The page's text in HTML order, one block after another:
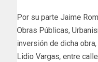
Por su parte Jaime
Obras Públicas,
inversión de dicha
Lidio Vargas, entre